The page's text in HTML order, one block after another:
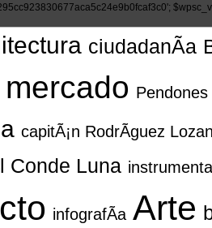
ciudadanÃ­a
mercado Pendones
capitÃ¡n RodrÃ­guez
Conde Luna
infografÃ­a Arte